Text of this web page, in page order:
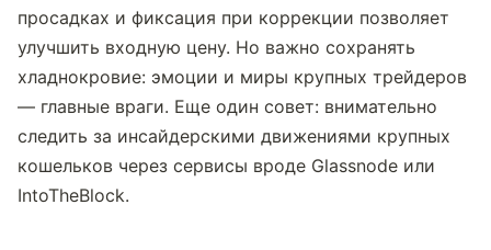
просадках и фиксация при коррекции позволяет
улучшить входную цену. Но важно сохранять
хладнокровие: эмоции и миры крупных трейдеров
— главные враги. Еще один совет: внимательно
следить за инсайдерскими движениями крупных
кошельков через сервисы вроде Glassnode или
IntoTheBlock.